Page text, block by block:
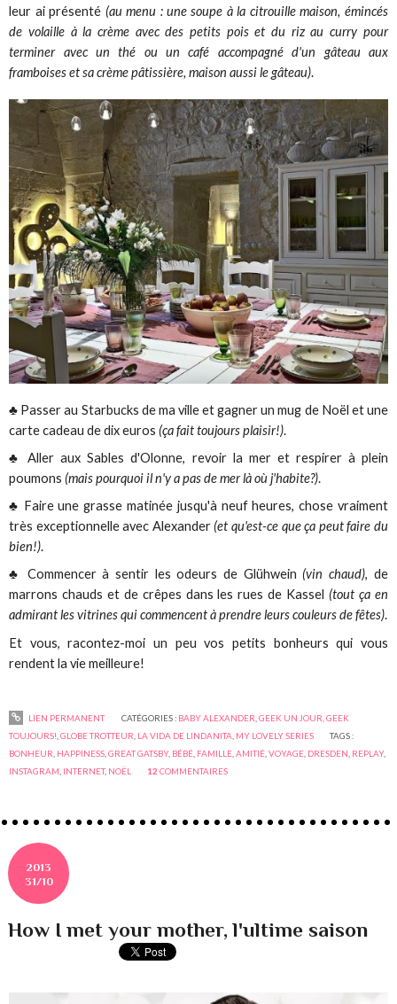
leur ai présenté (au menu : une soupe à la citrouille maison, émincés
de volaille à la crème avec des petits pois et du riz au curry pour
terminer avec un thé ou un café accompagné d'un gâteau aux
framboises et sa crème pâtissière, maison aussi le gâteau).
♣ Passer au Starbucks de ma ville et gagner un mug de Noël et une
carte cadeau de dix euros (ça fait toujours plaisir!).
♣ Aller aux Sables d'Olonne, revoir la mer et respirer à plein
poumons (mais pourquoi il n'y a pas de mer là où j'habite?).
♣ Faire une grasse matinée jusqu'à neuf heures, chose vraiment
très exceptionnelle avec Alexander (et qu'est-ce que ça peut faire du
bien!).
♣ Commencer à sentir les odeurs de Glühwein (vin chaud), de
marrons chauds et de crêpes dans les rues de Kassel (tout ça en
admirant les vitrines qui commencent à prendre leurs couleurs de fêtes).
Et vous, racontez-moi un peu vos petits bonheurs qui vous
rendent la vie meilleure!
LIEN PERMANENT CATÉGORIES : BABY ALEXANDER GEEK UN JOUR, GEEK
TOUJOURS! ,GLOBE TROTTEUR LA VIDA DE LINDANITA MY LOVELY SERIES
TAGS :
BONHEUR HAPPINESS ,GREAT GATSBY, BÉBÉ FAMILLE ,AMITIÉ ,VOYAGE DRESDEN REPLAY,
INSTAGRAM INTERNET, NOËL 12 COMMENTAIRES
2013
31/10
How I met your mother, l'ultime saison